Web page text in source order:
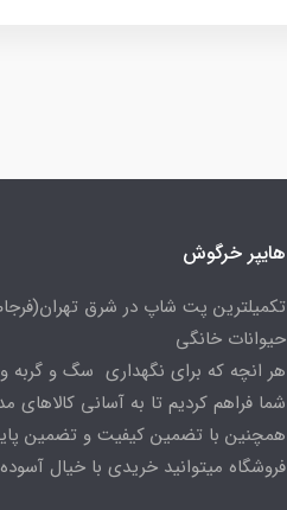
هایپر خرگوش
تکمیلترین پت شاپ در شرق
حیوانات خانگی
هر انچه که برای نگهداری سگ و گربه و
شما فراهم کردیم تا به آسانی کالاهای
همچنین با تضمین کیفیت و تضمین
فروشگاه میتوانید خریدی با خیال